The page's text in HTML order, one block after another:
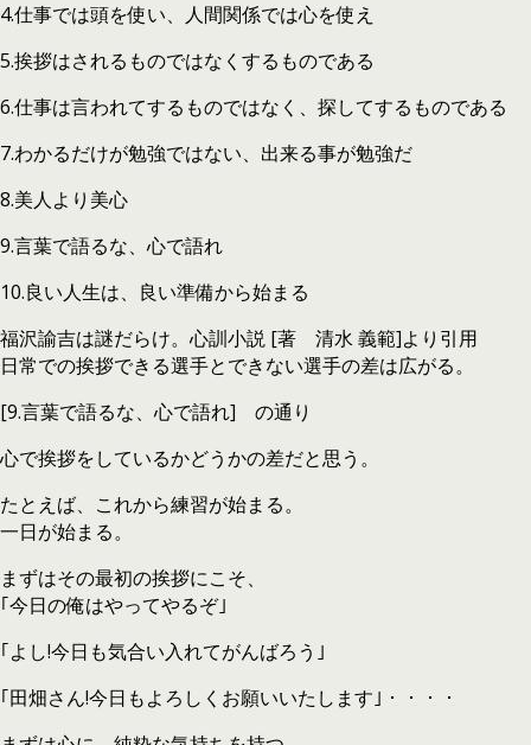
4.仕事では頭を使い、人間関係では心を使え
5.挨拶はされるものではなくするものである
6.仕事は言われてするものではなく、探してするものである
7.わかるだけが勉強ではない、出来る事が勉強だ
8.美人より美心
9.言葉で語るな、心で語れ
10.良い人生は、良い準備から始まる
福沢諭吉は謎だらけ。心訓小説 [著 清水 義範]より引用
日常での挨拶できる選手とできない選手の差は広がる。
[9.言葉で語るな、心で語れ] の通り
心で挨拶をしているかどうかの差だと思う。
たとえば、これから練習が始まる。
一日が始まる。
まずはその最初の挨拶にこそ、
｢今日の俺はやってやるぞ｣
｢よし!今日も気合い入れてがんばろう｣
｢田畑さん!今日もよろしくお願いいたします｣・・・・